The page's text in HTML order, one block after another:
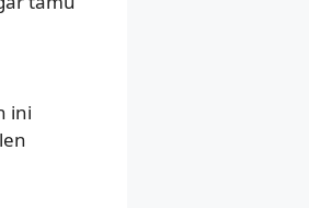
ini